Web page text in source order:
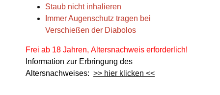
Staub nicht inhalieren
Immer Augenschutz tragen bei
Verschießen der Diabolos
Frei ab 18 Jahren, Altersnachweis erforderlich!
Information zur Erbringung des
Altersnachweises: >> hier klicken <<